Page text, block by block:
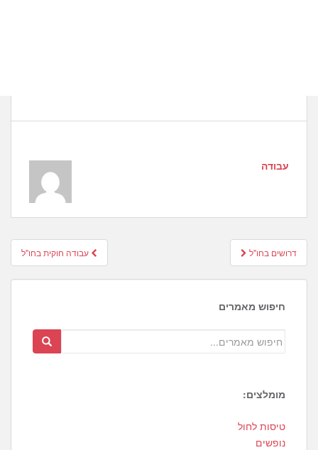
עבודה
Post
navigation
עבודה חוקית בחו"ל דרושים בחו"ל
חיפוש מאמרים
מומלצים:
3
1
טיסות לחול
נופשים